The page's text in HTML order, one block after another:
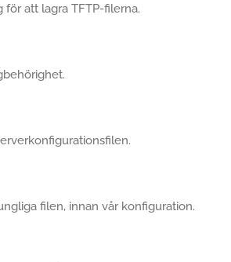
för att lagra TFTP-filerna.
filen, innan vår konfiguration.